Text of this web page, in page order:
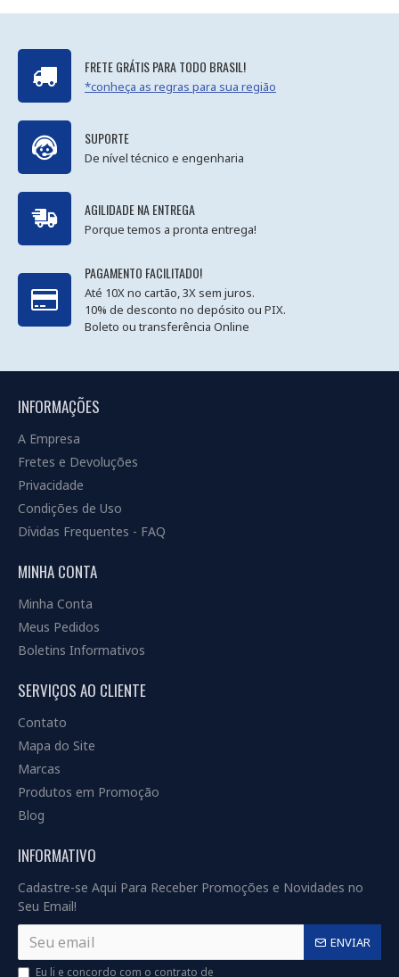
FRETE GRÁTIS PARA TODO BRASIL!
*conheça as regras para sua região
SUPORTE
De nível técnico e engenharia
AGILIDADE NA ENTREGA
Porque temos a pronta entrega!
PAGAMENTO FACILITADO!
Até 10X no cartão, 3X sem juros.
10% de desconto no depósito ou PIX.
Boleto ou transferência Online
INFORMAÇÕES
A Empresa
Fretes e Devoluções
Privacidade
Condições de Uso
Dívidas Frequentes - FAQ
MINHA CONTA
Minha Conta
Meus Pedidos
Boletins Informativos
SERVIÇOS AO CLIENTE
Contato
Mapa do Site
Marcas
Produtos em Promoção
Blog
INFORMATIVO
Cadastre-se Aqui Para Receber Promoções e Novidades no
Seu Email!
ENVIAR
Eu li e concordo com o contrato de